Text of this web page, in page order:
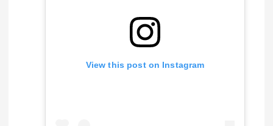
View this post on Instagram